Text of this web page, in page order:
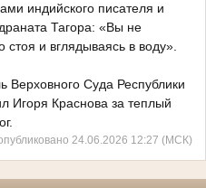
индийского писателя и
Тагора: «Вы не
и вглядываясь в воду».
Верховного Суда Республики
Игоря Краснова за теплый
24.06.2026 12:27 (МСК)